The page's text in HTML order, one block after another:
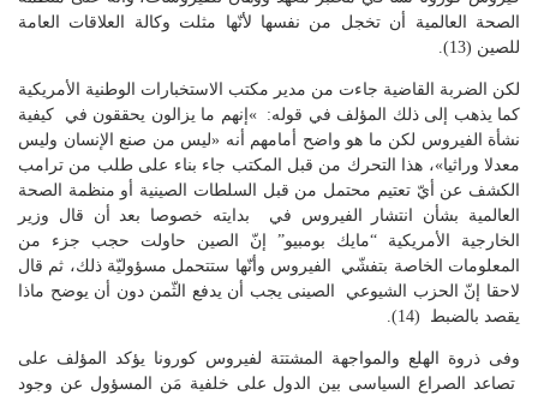
الصحة العالمية أن تخجل من نفسها لأنّها مثلت وكالة العلاقات العامة
للصين (13).
لكن الضربة القاضية جاءت من مدير مكتب الاستخبارات الوطنية الأمريكية
كما يذهب إلى ذلك المؤلف في قوله: »إنهم ما يزالون يحققون في كيفية
نشأة الفيروس لكن ما هو واضح أمامهم أنه «ليس من صنع الإنسان وليس
معدلا وراثيا»، هذا التحرك من قبل المكتب جاء بناء على طلب من ترامب
الكشف عن أيّ تعتيم محتمل من قبل السلطات الصينية أو منظمة الصحة
العالمية بشأن انتشار الفيروس في بدايته خصوصا بعد أن قال وزير
الخارجية الأمريكية “مايك بومبيو” إنّ الصين حاولت حجب جزء من
المعلومات الخاصة بتفشّي الفيروس وأنّها ستتحمل مسؤوليّة ذلك، ثم قال
لاحقا إنّ الحزب الشيوعي الصينى يجب أن يدفع الثّمن دون أن يوضح ماذا
يقصد بالضبط (14).
وفى ذروة الهلع والمواجهة المشتتة لفيروس كورونا يؤكد المؤلف على
تصاعد الصراع السياسى بين الدول على خلفية مَن المسؤول عن وجود